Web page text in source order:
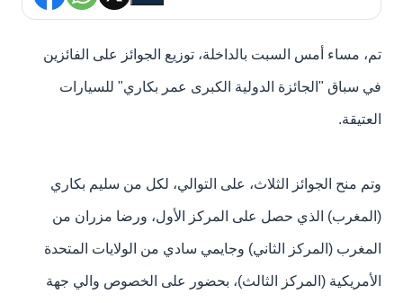
تم، مساء أمس السبت بالداخلة، توزيع الجوائز على الفائزين
في سباق "الجائزة الدولية الكبرى عمر بكاري" للسيارات
العتيقة.
وتم منح الجوائز الثلاث، على التوالي، لكل من سليم بكاري
(المغرب) الذي حصل على المركز الأول، ورضا مزران من
المغرب (المركز الثاني) وجايمي سادي من الولايات المتحدة
الأمريكية (المركز الثالث)، بحضور على الخصوص والي جهة